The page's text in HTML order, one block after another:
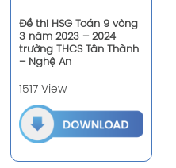
Đề thi HSG Toán 9 vòng
3 năm 2023 – 2024
trường THCS Tân Thành
– Nghệ An
1517 View